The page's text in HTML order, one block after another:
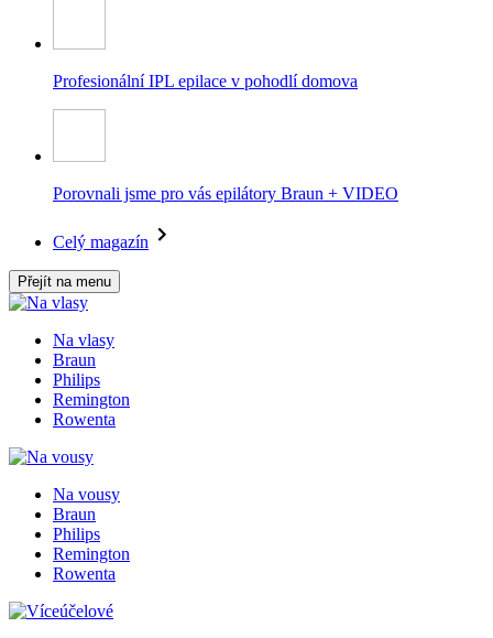
Profesionální IPL epilace v pohodlí domova
Porovnali jsme pro vás epilátory Braun + VIDEO
Celý magazín
Přejít na menu
Na vlasy
Braun
Philips
Remington
Rowenta
Na vousy
Braun
Philips
Remington
Rowenta